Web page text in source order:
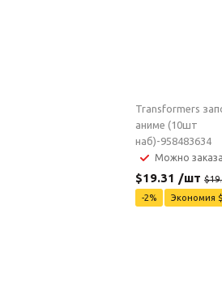
Transformers
аниме (10шт
наб)-958483634
Можно
$19.31 /шт $
-2% Экономия $